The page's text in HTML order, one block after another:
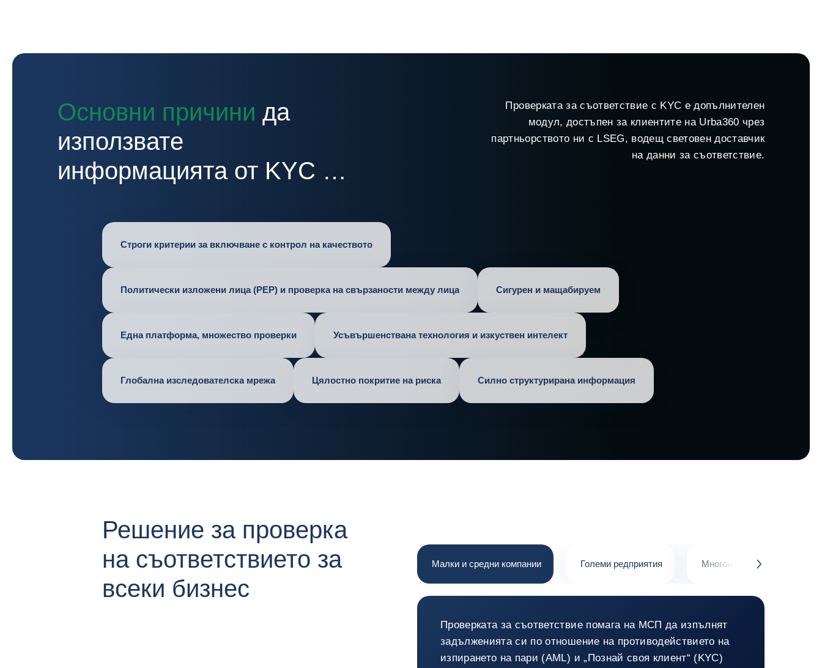
Основни причини да
използвате
информацията от KYC &
Проверката за съответствие с KYC е допълнителен
модул, достъпен за клиентите на Urba360 чрез
партньорството ни с LSEG, водещ световен доставчик
на данни за съответствие.
Строги критерии за включване с контрол на качеството
Политически изложени лица (PEP) и проверка на свързаности между лица Сигурен и мащабируем
Една платформа, множество проверки Усъвършенствана технология и изкуствен интелект
Глобална изследователска мрежа Цялостно покритие на риска Силно структурирана информация
Решение за проверка
на съответствието за
всеки бизнес
Малки и средни компании Големи редприятия Многонационални
button.next
Малки и средни компании
Проверката за съответствие помага на МСП да изпълнят
задълженията си по отношение на противодействието на
изпирането на пари (AML) и „Познай своя клиент“ (KYC)